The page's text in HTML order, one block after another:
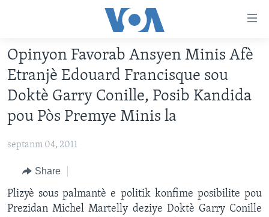
Skip
main
content
to
Navigation
Search
AYITI
LÈZETAZINI
AMERIK LATIN
ENTÈNASYONAL
VIDEO
FLASHPOINT IKRÈN
Learning English
Opinyon Favorab Ansyen Minis Afè
Etranjè Edouard Francisque sou
Doktè Garry Conille, Posib Kandida
pou Pòs Premye Minis la
septanm 04, 2011
Share
Plizyè sous palmantè e politik konfime posibilite pou
Prezidan Michel Martelly deziye Doktè Garry Conille